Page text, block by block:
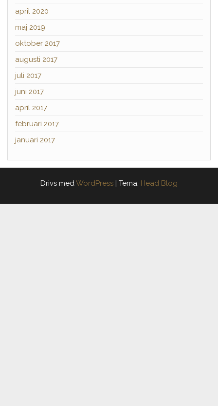
april 2020
maj 2019
oktober 2017
augusti 2017
juli 2017
juni 2017
april 2017
februari 2017
januari 2017
Drivs medWordPress | Tema: Head Blog